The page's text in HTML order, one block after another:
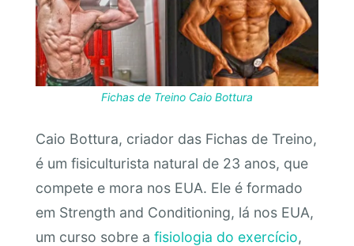
Fichas de Treino Caio Bottura
Caio Bottura, criador das Fichas de Treino,
é um fisiculturista natural de 23 anos, que
compete e mora nos EUA. Ele é formado
em Strength and Conditioning, lá nos EUA,
um curso sobre a fisiologia do exercício,